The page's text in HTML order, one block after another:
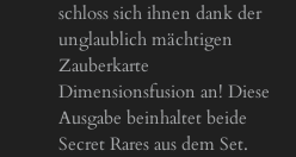
schloss sich ihnen dank der
unglaublich mächtigen
Zauberkarte
Dimensionsfusion an! Diese
Ausgabe beinhaltet beide
Secret Rares aus dem Set.